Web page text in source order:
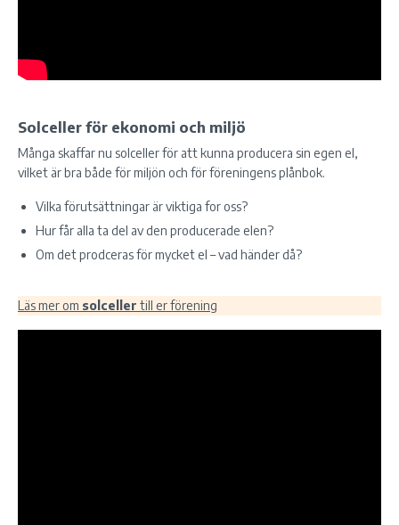
Solceller för ekonomi och miljö
Många skaffar nu solceller för att kunna producera sin egen el,
vilket är bra både för miljön och för föreningens plånbok.
Vilka förutsättningar är viktiga for oss?
Hur får alla ta del av den producerade elen?
Om det prodceras för mycket el – vad händer då?
Läs mer om solceller till er förening